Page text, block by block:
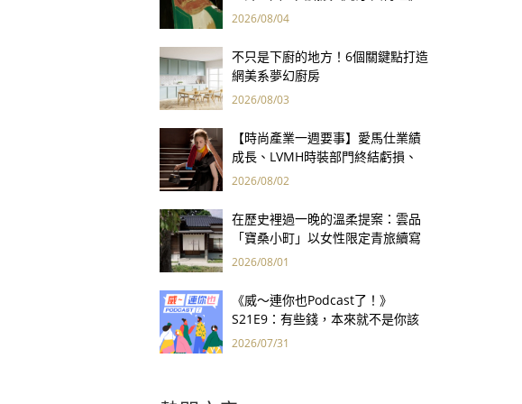
乳、身體
用66件名作拷問人性
2026/08/04
不只是下廚的地方！6個關鍵點打造
網美系夢幻廚房
2026/08/03
【時尚產業一週要事】愛馬仕業績
成長、LVMH時裝部門終結虧損、
Kering轉型策略初現成效、Prada
2026/08/02
在歷史裡過一晚的溫柔提案：雲品
「寶桑小町」以女性限定青旅續寫
台東老屋記憶
2026/08/01
《威～連你也Podcast了！》
S21E9：有些錢，本來就不是你該
賺的——讀《一個投機者的告白》
2026/07/31